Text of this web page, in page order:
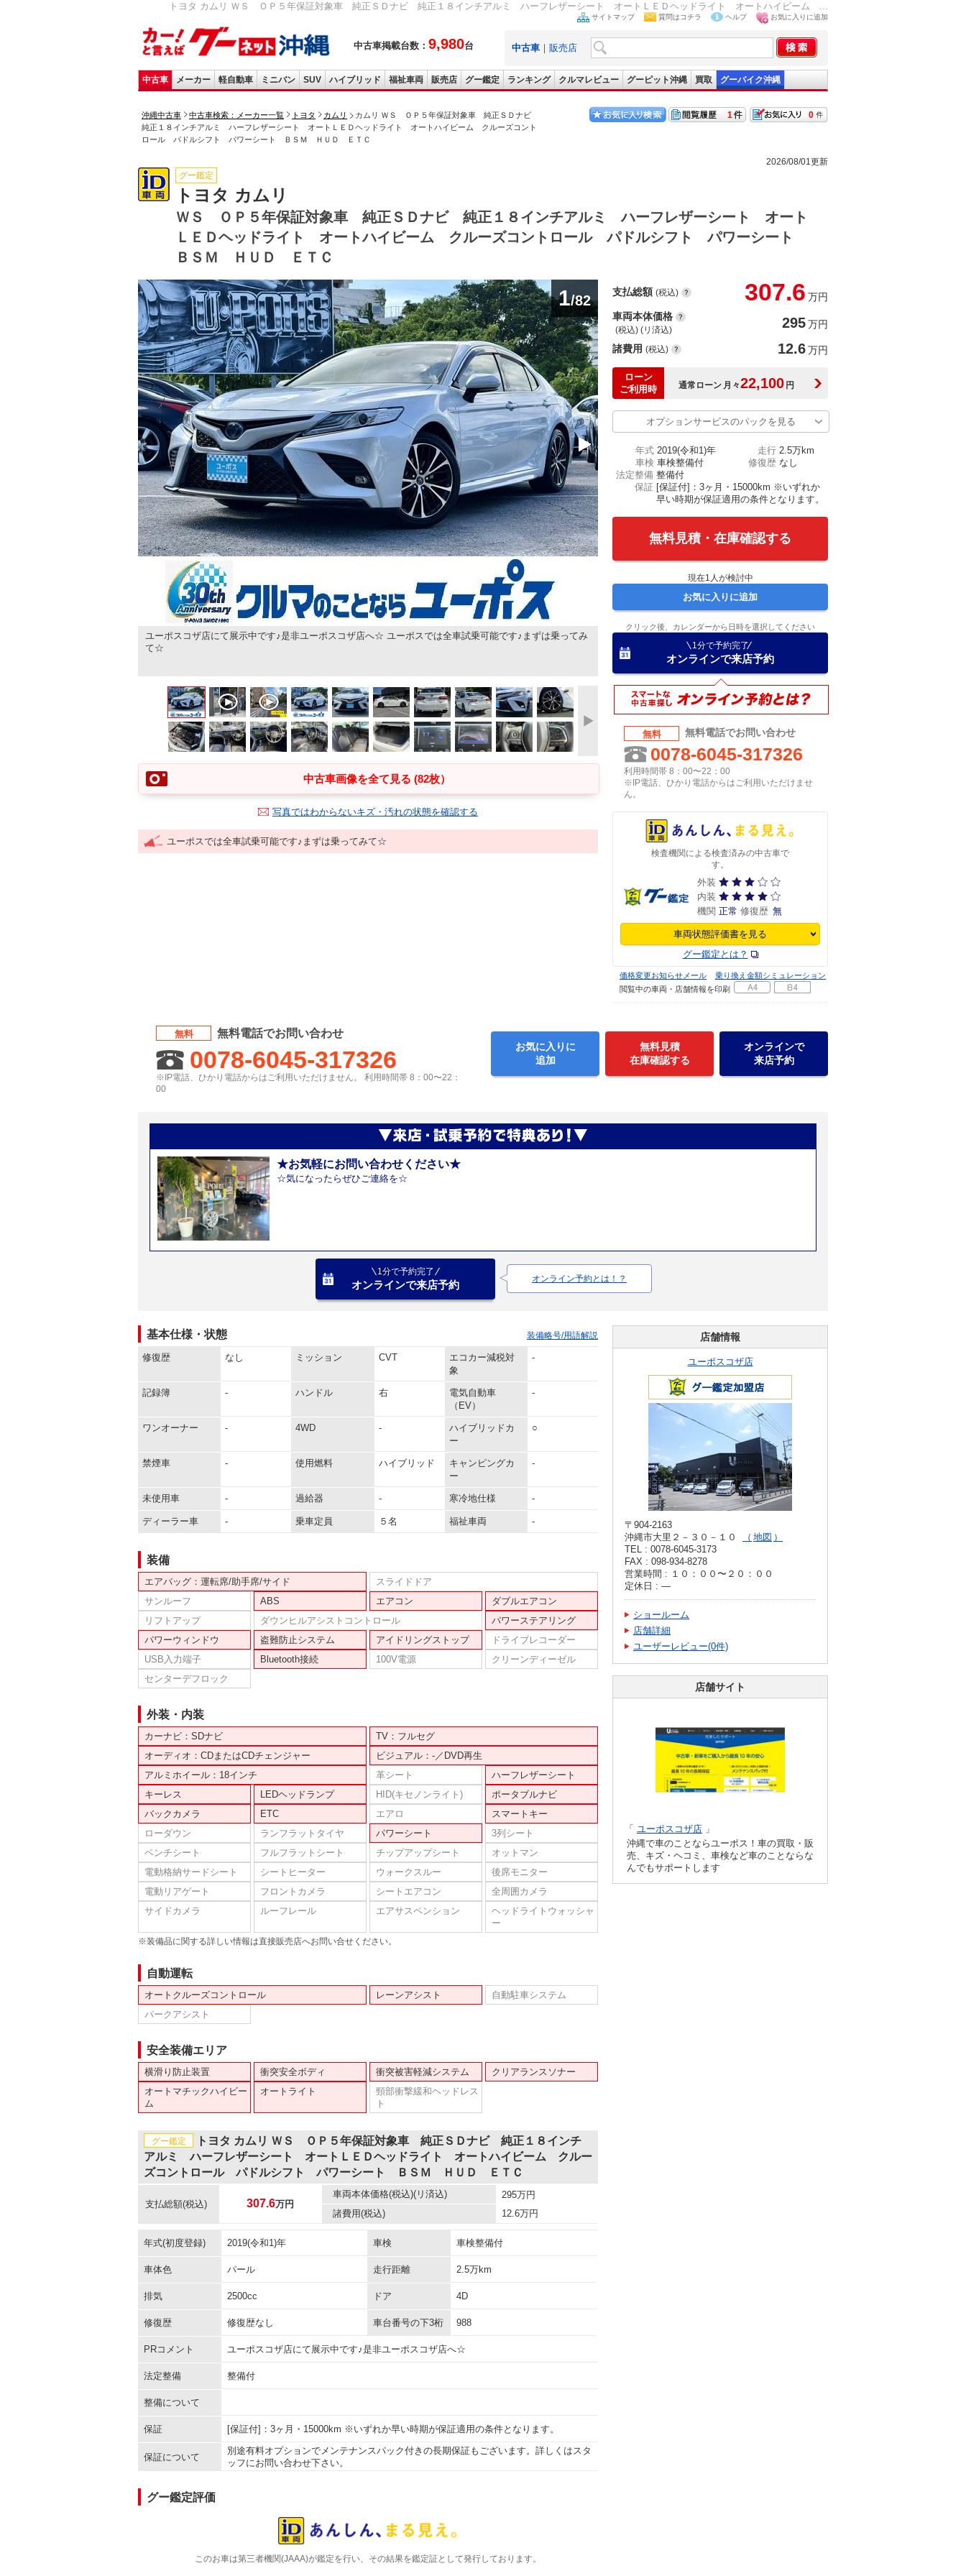
トヨタ カムリ ＷＳ ＯＰ５年保証対象車 純正ＳＤナビ 純正１８インチアルミ ハーフレザーシート オートＬＥＤヘッドライト オートハイビーム ...
中古車掲載台数： 9,980台
サイトマップ 質問はコチラ ヘルプ お気に入りに追加
中古車 ｜ 販売店
中古車 メーカー 軽自動車 ミニバン SUV ハイブリッド 福祉車両 販売店 グー鑑定 ランキング クルマレビュー グーピット沖縄 買取 グーバイク沖縄
沖縄中古車 中古車検索：メーカー一覧 トヨタ カムリ
カムリ ＷＳ ＯＰ５年保証対象車 純正ＳＤナビ
純正１８インチアルミ ハーフレザーシート オートＬＥＤヘッドライト オートハイビーム クルーズコント
ロール パドルシフト パワーシート ＢＳＭ ＨＵＤ ＥＴＣ
0
1
2026/08/01更新
グー鑑定
トヨタ カムリ
ＷＳ ＯＰ５年保証対象車 純正ＳＤナビ 純正１８インチアルミ ハーフレザーシート オート
ＬＥＤヘッドライト オートハイビーム クルーズコントロール パドルシフト パワーシート
ＢＳＭ ＨＵＤ ＥＴＣ
ユーポスコザ店にて展示中です♪是非ユーポスコザ店へ☆ ユーポスでは全車試乗可能です♪まずは乗ってみ
て☆
1/82
中古車画像を全て見る (82枚）
写真ではわからないキズ・汚れの状態を確認する
ユーポスでは全車試乗可能です♪まずは乗ってみて☆
支払総額 (税込) 307.6 万円
車両本体価格
(税込) (リ済込) 295万円
諸費用 (税込) 12.6万円
ローン
ご利用時
通常ローン 月々22,100 円
オプションサービスのパックを見る
年式 2019(令和1)年 走行 2.5万km
車検 車検整備付 修復歴 なし
法定整備 整備付
保証 [保証付]：3ヶ月・15000km ※いずれか
早い時期が保証適用の条件となります。
無料見積・在庫確認する
現在1 人が検討中
お気に入りに追加
クリック後、カレンダーから日時を選択してください
1分で予約完了
オンラインで来店予約
無料 無料電話でお問い合わせ
0078-6045-317326
利用時間帯 8：00〜22：00
※IP電話、ひかり電話からはご利用いただけませ
ん。
検査機関による検査済みの中古車で
す。
外装
内装
機関 正常 修復歴 無
車両状態評価書を見る
グー鑑定とは？
価格変更お知らせメール
乗り換え金額シミュレーション
閲覧中の車両・店舗情報を印刷
無料 無料電話でお問い合わせ
0078-6045-317326
※IP電話、ひかり電話からはご利用いただけません。 利用時間帯 8：00〜22：
00
お気に入りに
追加
無料見積
在庫確認する
オンラインで
来店予約
★お気軽にお問い合わせください★
☆気になったらぜひご連絡を☆
1分で予約完了
オンラインで来店予約 オンライン予約とは！？
基本仕様・状態 装備略号/用語解説
修復歴 なし ミッション CVT
エコカー減税対
象
-
記録簿 - ハンドル 右
電気自動車
（EV）
-
ワンオーナー - 4WD -
ハイブリッドカ
ー
○
禁煙車 - 使用燃料 ハイブリッド
キャンピングカ
ー
-
未使用車 - 過給器 - 寒冷地仕様 -
ディーラー車 - 乗車定員 ５名 福祉車両 -
装備
エアバッグ：運転席/助手席/サイド
スライドドア
サンルーフ
ABS エアコン
ダブルエアコン
リフトアップ
ダウンヒルアシストコントロール
パワーステアリング
パワーウィンドウ
盗難防止システム アイドリングストップ
ドライブレコーダー
USB入力端子
Bluetooth接続 100V電源
クリーンディーゼル
センターデフロック
外装・内装
カーナビ：SDナビ
TV：フルセグ
オーディオ：CDまたはCDチェンジャー
ビジュアル：-／DVD再生
アルミホイール：18インチ
革シート
ハーフレザーシート
キーレス
LEDヘッドランプ HID(キセノンライト)
ポータブルナビ
バックカメラ
ETC エアロ
スマートキー
ローダウン
ランフラットタイヤ パワーシート
3列シート
ベンチシート
フルフラットシート チップアップシート
オットマン
電動格納サードシート
シートヒーター ウォークスルー
後席モニター
電動リアゲート
フロントカメラ シートエアコン
全周囲カメラ
サイドカメラ
ルーフレール エアサスペンション
ヘッドライトウォッシャ
ー
※装備品に関する詳しい情報は直接販売店へお問い合せください。
自動運転
オートクルーズコントロール レーンアシスト
自動駐車システム
パークアシスト
安全装備エリア
横滑り防止装置 衝突安全ボディ 衝突被害軽減システム
クリアランスソナー
オートマチックハイビー
ム
オートライト
頸部衝撃緩和ヘッドレス
ト
グー鑑定
トヨタ カムリ ＷＳ ＯＰ５年保証対象車 純正ＳＤナビ 純正１８インチ
アルミ ハーフレザーシート オートＬＥＤヘッドライト オートハイビーム クルー
ズコントロール パドルシフト パワーシート ＢＳＭ ＨＵＤ ＥＴＣ
支払総額(税込) 307.6万円
車両本体価格(税込)(リ済込) 295万円
諸費用(税込) 12.6万円
年式(初度登録) 2019(令和1)年 車検 車検整備付
車体色 パール 走行距離 2.5万km
排気 2500cc ドア 4D
修復歴 修復歴なし 車台番号の下3桁 988
PRコメント ユーポスコザ店にて展示中です♪是非ユーポスコザ店へ☆
法定整備 整備付
整備について
保証 [保証付]：3ヶ月・15000km ※いずれか早い時期が保証適用の条件となります。
保証について
別途有料オプションでメンテナンスパック付きの長期保証もございます。詳しくはスタ
ッフにお問い合わせ下さい。
グー鑑定評価
このお車は第三者機関(JAAA)が鑑定を行い、その結果を鑑定証として発行しております。
店舗情報
ユーポスコザ店
〒904-2163
沖縄市大里２－３０－１０
地図
TEL : 0078-6045-3173
FAX : 098-934-8278
営業時間 : １０：００〜２０：００
定休日 : ―
ショールーム
店舗詳細
ユーザーレビュー(0件)
店舗サイト
「 ユーポスコザ店 」
沖縄で車のことならユーポス！車の買取・販
売、キズ・ヘコミ、車検など車のことならな
んでもサポートします